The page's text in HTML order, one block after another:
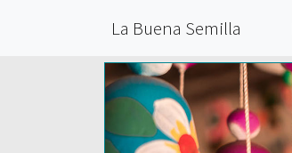
La Buena Semilla